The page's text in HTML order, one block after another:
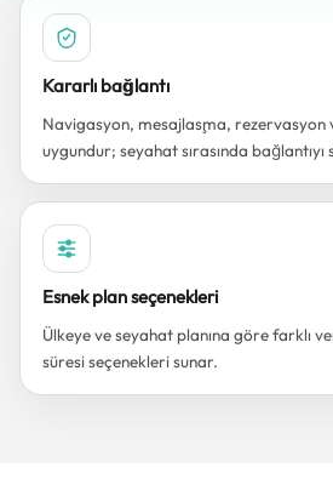
Kararlı bağlantı
Navigasyon, mesajlaşma, rezervasyon
uygundur; seyahat sırasında
Esnek plan seçenekleri
Ülkeye ve seyahat planına göre farklı
süresi seçenekleri sunar.